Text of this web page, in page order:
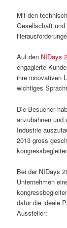
Mit den
Gesellschaft
Auf den NIDays
engagierte
ihre innovativen
wichtiges
Die Besucher
anzubahnen und
Industrie
2013 gross
Bei der NIDays
Unternehmen
dafür die ideale
Aussteller: